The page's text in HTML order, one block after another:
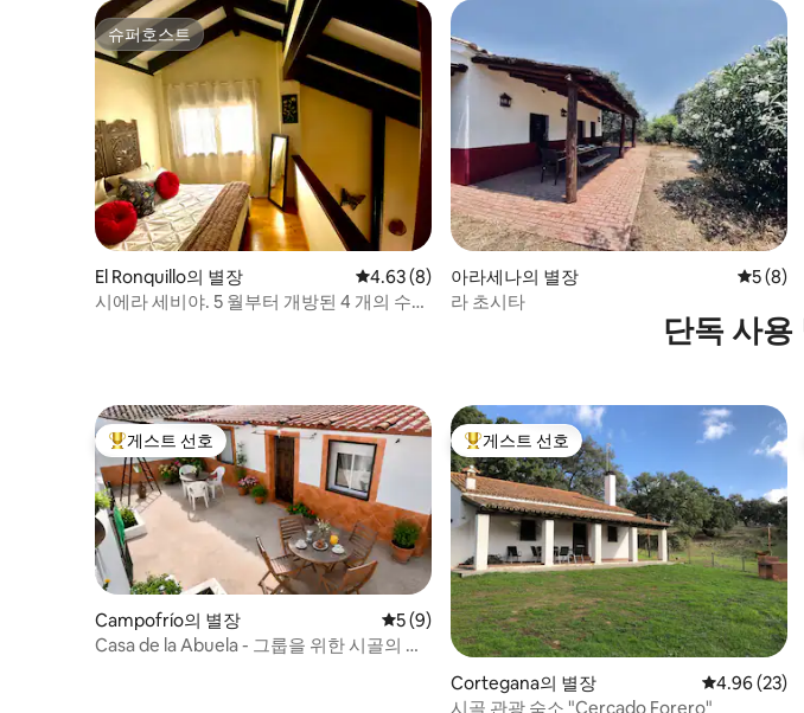
슈퍼호스트
슈퍼호스트
El Ronquillo의 별장 평점 4.63점(5점 만점), 후기 8개
4.63 (8)
시에라 세비야. 5 월부터 개방된 4 개의 수영
아라세나의 별장 평점 5
5 (8)
라 초시타
단독 사용
상위 게스트 선호
게스트 선호
Campofrío의 별장 평점 5점(5점 만점), 후기 9개
5 (9)
Casa de la Abuela - 그룹을 위한 시골의 매
상위 게스트 선호
게스트 선호
Cortegana의 별장 평점 4.96점
4.96 (23)
시골 관광 숙소 "Cercado Forero"